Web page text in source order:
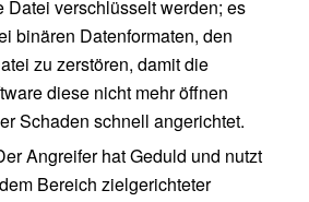
Datei verschlüsselt werden; es
binären Datenformaten, den
zu zerstören, damit die
diese nicht mehr öffnen
Schaden schnell angerichtet.
Angreifer hat Geduld und nutzt
Bereich zielgerichteter